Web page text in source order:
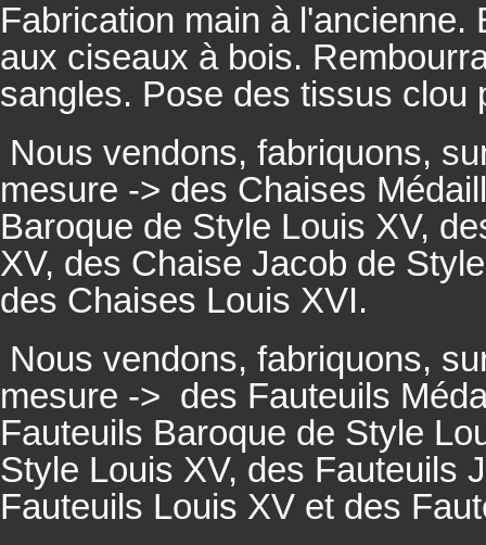
Fabrication main à
aux ciseaux à bois.
sangles. Pose des tissus clou
Nous vendons, fabriquons,
mesure -> des Chaises
Baroque de Style Louis XV,
XV, des Chaise Jacob de
des Chaises Louis XVI.
Nous vendons, fabriquons,
mesure -> des Fauteuils
Fauteuils Baroque de Style
Style Louis XV, des Fauteuils
Fauteuils Louis XV et des